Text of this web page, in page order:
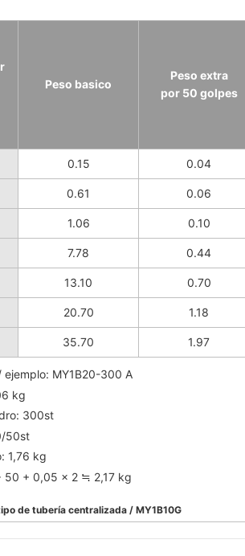
Peso basico
Peso extra
por 50 golpes
0.15 0.04
0.61 0.06
1.06 0.10
7.78 0.44
13.10 0.70
20.70 1.18
35.70 1.97
MY1B20-300 A
kg
300st
50st
1,76 kg
50 + 0,05 × 2 ≒ 2,17 kg
de tubería centralizada / MY1B10G